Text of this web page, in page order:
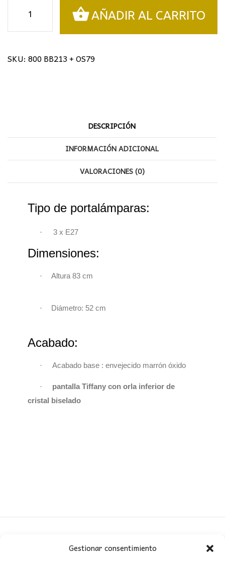
Gestionar consentimiento
tiffany
mujer
AÑADIR AL CARRITO
SKU: 800 BB213 + OS79
DESCRIPCIÓN
INFORMACIÓN ADICIONAL
VALORACIONES (0)
Tipo de portalámparas:
· 3 x E27
Dimensiones:
· Altura 83 cm
· Diámetro: 52 cm
Acabado:
· Acabado base : envejecido marrón óxido
·
pantalla Tiffany con orla inferior de
cristal biselado